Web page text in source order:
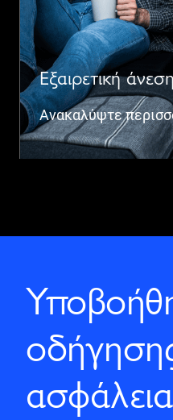
Εξαιρετική
Ανακαλύψτε
ασφάλεια